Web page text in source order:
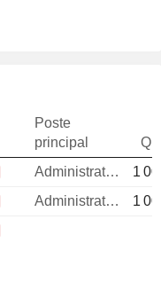
Poste
principal
Administrateur
1
Administrateur
1